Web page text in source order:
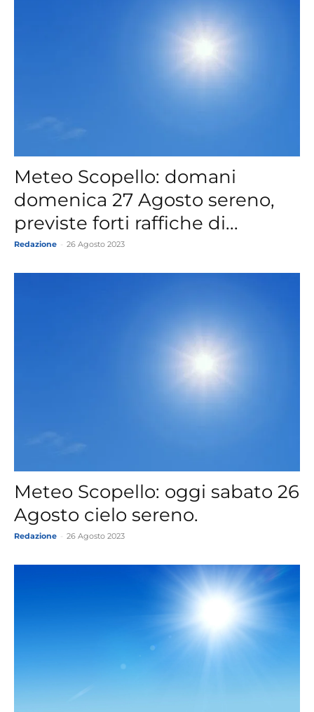
Meteo Scopello: domani
domenica 27 Agosto sereno,
previste forti raffiche di...
Redazione 26 Agosto 2023
Meteo Scopello: oggi sabato 26
Agosto cielo sereno.
Redazione 26 Agosto 2023